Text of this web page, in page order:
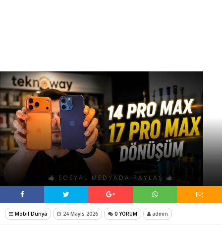
SOSYAL MEDYADA PAYLAŞ
Mobil Dünya 24 Mayıs 2026 0 YORUM admin